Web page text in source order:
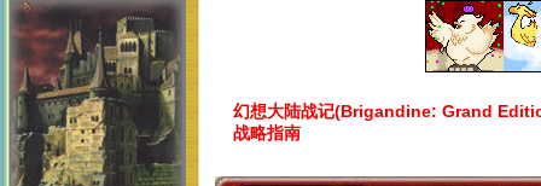
幻想大陆战记(Brigandine: Grand
战略指南